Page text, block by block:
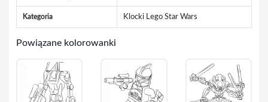
Kategoria Klocki Lego Star Wars
Powiązane kolorowanki